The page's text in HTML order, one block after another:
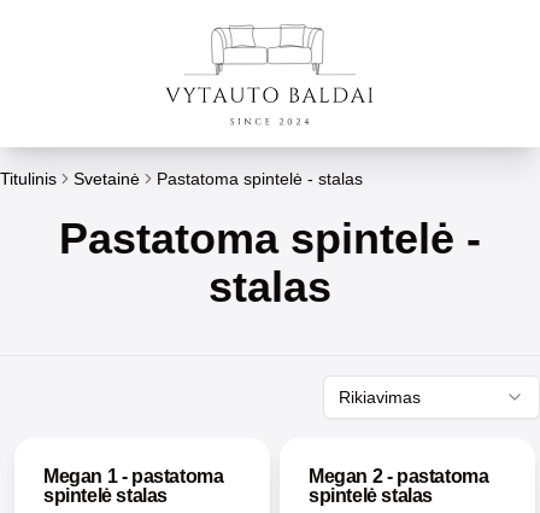
Titulinis Svetainė Pastatoma spintelė - stalas
Pastatoma spintelė -
stalas
Rikiavimas
Megan 1 - pastatoma
spintelė stalas
Megan 2 - pastatoma
spintelė stalas